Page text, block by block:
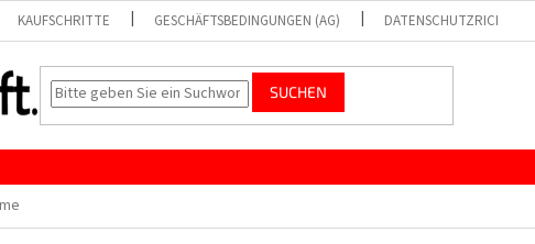
KAUFSCHRITTE GESCHÄFTSBEDINGUNGEN (AG) DATENSCHUTZRICHTLINIE
SUCHEN